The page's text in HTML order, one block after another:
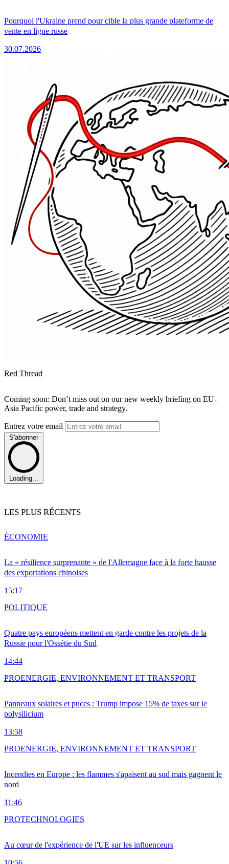
Pourquoi l'Ukraine prend pour cible la plus grande plateforme de
vente en ligne russe
30.07.2026
Red Thread
Coming soon: Don’t miss out on our new weekly briefing on EU-
Asia Pacific power, trade and strategy.
Entrez votre email
S'abonner
Loading...
LES PLUS RÉCENTS
La « résilience surprenante » de l'Allemagne face à la forte hausse
des exportations chinoises
15:17
ÉCONOMIE
Quatre pays européens mettent en garde contre les projets de la
Russie pour l'Ossétie du Sud
14:44
POLITIQUE
Panneaux solaires et puces : Trump impose 15% de taxes sur le
polysilicium
13:58
PROENERGIE, ENVIRONNEMENT ET TRANSPORT
Incendies en Europe : les flammes s'apaisent au sud mais gagnent le
nord
11:46
PROENERGIE, ENVIRONNEMENT ET TRANSPORT
Au cœur de l'expérience de l'UE sur les influenceurs
PROTECHNOLOGIES